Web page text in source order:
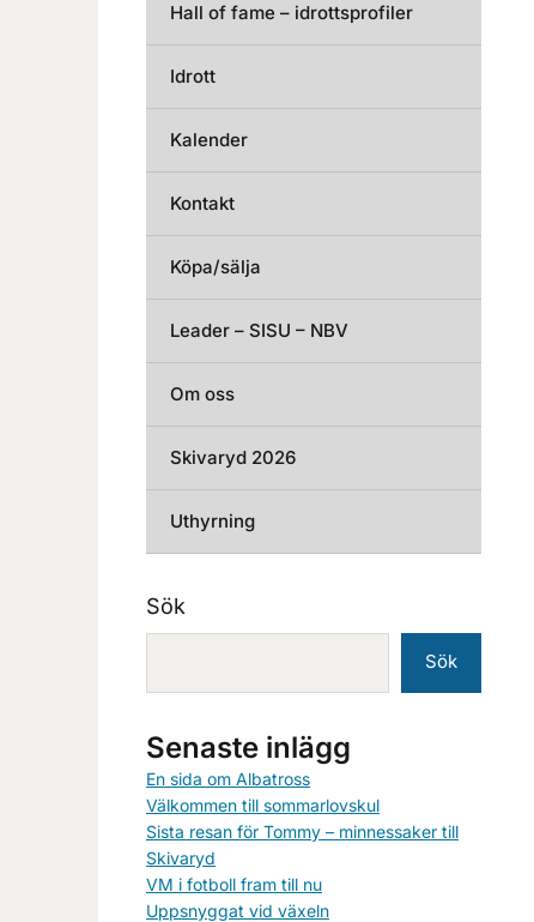
Hall of fame – idrottsprofiler
Idrott
Kalender
Kontakt
Köpa/sälja
Leader – SISU – NBV
Om oss
Skivaryd 2026
Uthyrning
Sök
Sök
Senaste inlägg
En sida om Albatross
Välkommen till sommarlovskul
Sista resan för Tommy – minnessaker till
Skivaryd
VM i fotboll fram till nu
Uppsnyggat vid växeln